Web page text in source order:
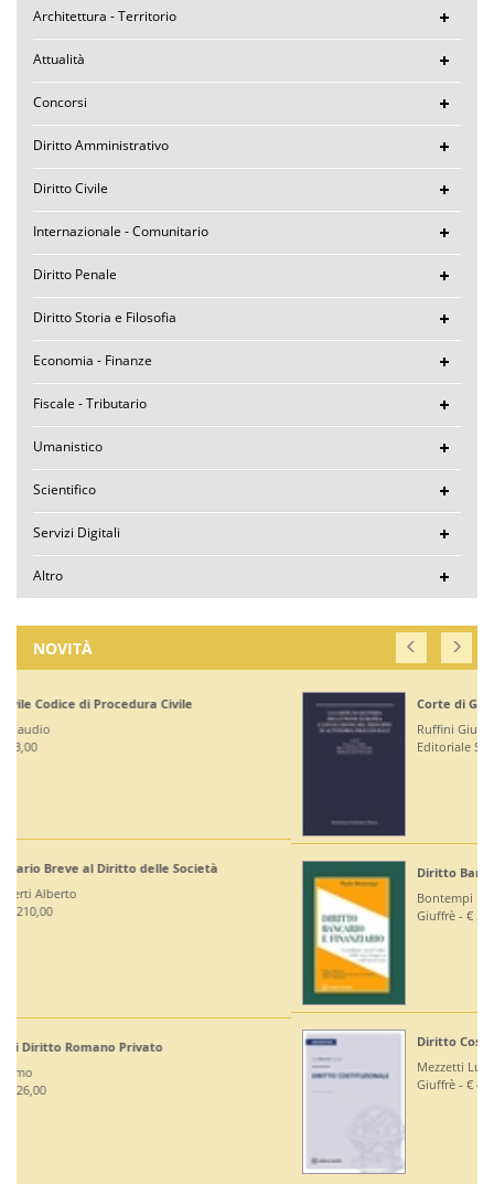
Architettura - Territorio
Attualità
Concorsi
Diritto Amministrativo
Diritto Civile
Internazionale - Comunitario
Diritto Penale
Diritto Storia e Filosofia
Economia - Finanze
Fiscale - Tributario
Umanistico
Scientifico
Servizi Digitali
Altro
NOVITÀ
Corte di Giustizia dell'Unione Europea
Diritto Bancario e Finanziario
Diritto Costituzionale